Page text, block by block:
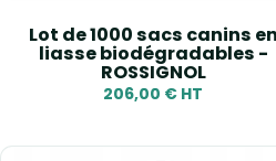
Lot de 1000 sacs canins en
liasse biodégradables -
ROSSIGNOL
206,00 € HT